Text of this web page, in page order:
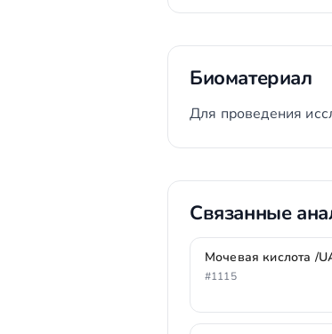
Биоматериал
Для проведения
Связанные
Мочевая кислота /
#1115